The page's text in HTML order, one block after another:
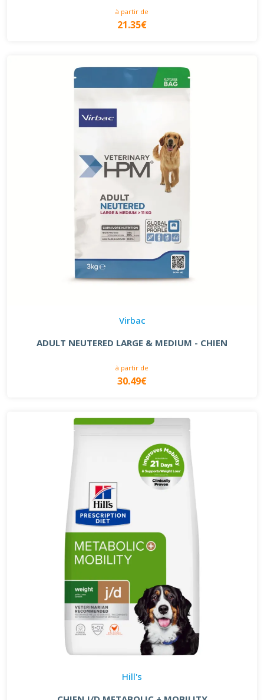
à partir de
21.35€
Virbac
ADULT NEUTERED LARGE & MEDIUM - CHIEN
à partir de
30.49€
Hill's